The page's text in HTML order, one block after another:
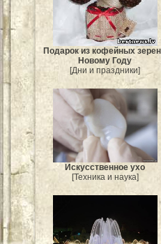
Подарок из кофейных
Новому Году
[Дни и праздники]
Искусственное ухо
[Техника и наука]